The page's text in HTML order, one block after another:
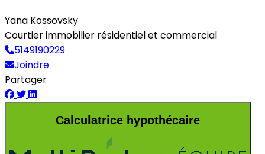
Yana Kossovsky
Courtier immobilier résidentiel et commercial
5149190229
Joindre
Partager
Calculatrice hypothécaire